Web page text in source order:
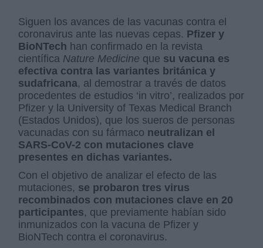
Siguen los avances de las vacunas contra el
coronavirus ante las nuevas cepas. Pfizer y
BioNTech han confirmado en la revista
científica Nature Medicine que su vacuna es
efectiva contra las variantes británica y
sudafricana, al demostrar a través de datos
procedentes de estudios ‘in vitro’, realizados por
Pfizer y la University of Texas Medical Branch
(Estados Unidos), que los sueros de personas
vacunadas con su fármaco neutralizan el
SARS-CoV-2 con mutaciones clave
presentes en dichas variantes.
Con el objetivo de analizar el efecto de las
mutaciones, se probaron tres virus
recombinados con mutaciones clave en 20
participantes, que previamente habían sido
inmunizados con la vacuna de Pfizer y
BioNTech contra el coronavirus.